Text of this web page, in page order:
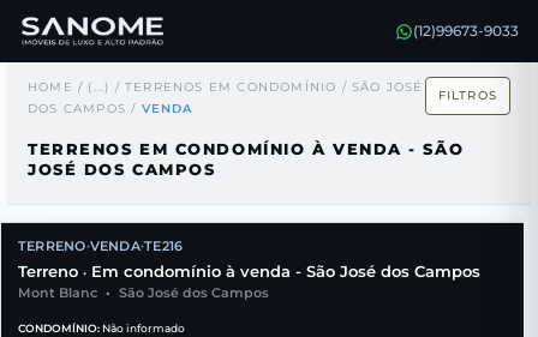
(12)99673-9033
HOME / (...) / TERRENOS EM CONDOMÍNIO / SÃO JOSÉ
DOS CAMPOS / VENDA
FILTROS
TERRENOS EM CONDOMÍNIO À VENDA - SÃO
JOSÉ DOS CAMPOS
TERRENO•VENDA•TE216
Terreno • Em condomínio à venda - São José dos Campos
Mont Blanc • São José dos Campos
CONDOMÍNIO: Não informado